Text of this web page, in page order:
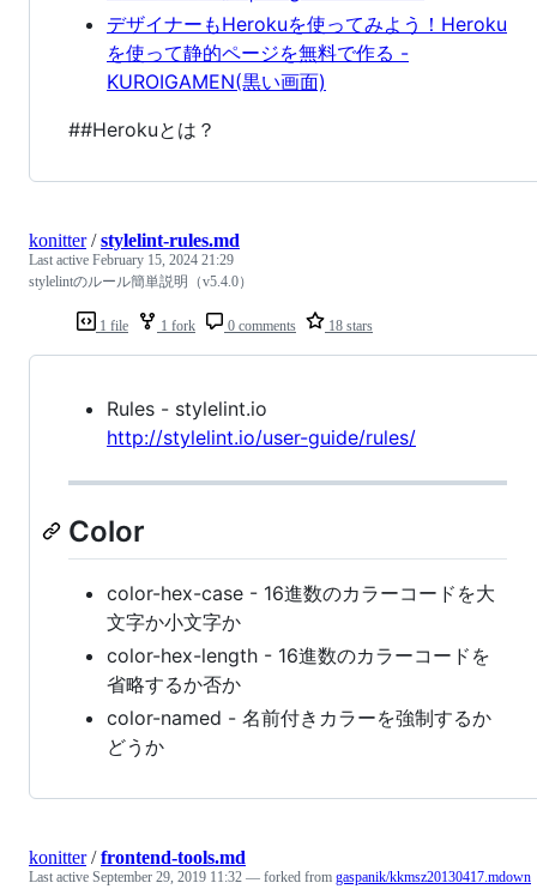
デザイナーもHerokuを使ってみよう！Heroku
を使って静的ページを無料で作る -
KUROIGAMEN(黒い画面)
##Herokuとは？
1 file 1 fork 0 comments 18 stars
konitter/stylelint-rules.md
Last active February 15, 2024 21:29
stylelintのルール簡単説明（v5.4.0）
Rules - stylelint.io
http://stylelint.io/user-guide/rules/
Color
color-hex-case - 16進数のカラーコードを大
文字か小文字か
color-hex-length - 16進数のカラーコードを
省略するか否か
color-named - 名前付きカラーを強制するか
どうか
konitter/frontend-tools.md
Last active September 29, 2019 11:32 — forked from gaspanik/kkmsz20130417.mdown